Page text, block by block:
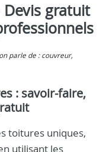
gratuit
parle de : couvreur,
: savoir-faire,
toitures uniques,
utilisant les